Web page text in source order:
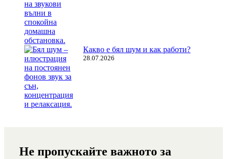
Какво е бял шум и как работи?
28.07.2026
Не пропускайте важното за